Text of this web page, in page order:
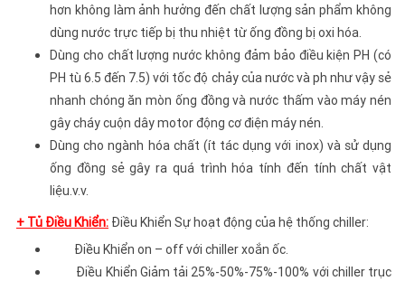
hơn không làm ảnh hưởng đến chất lượng sản phẩm không
dùng nước trực tiếp bị thu nhiệt từ ống đồng bị oxi hóa.
Dùng cho chất lượng nước không đảm bảo điều kiện PH (có
PH tù 6.5 đến 7.5) với tốc độ chảy của nước và ph như vậy sẻ
nhanh chóng ăn mòn ống đồng và nước thấm vào máy nén
gây cháy cuộn dây motor động cơ điện máy nén.
Dùng cho ngành hóa chất (ít tác dụng với inox) và sử dụng
ống đồng sẻ gây ra quá trình hóa tính đến tính chất vật
liệu.v.v.
+ Tủ Điều Khiển: Điều Khiển Sự hoạt động của hệ thống chiller:
Điều Khiển on – off với chiller xoắn ốc.
Điều Khiển Giảm tải 25%-50%-75%-100% với chiller trục